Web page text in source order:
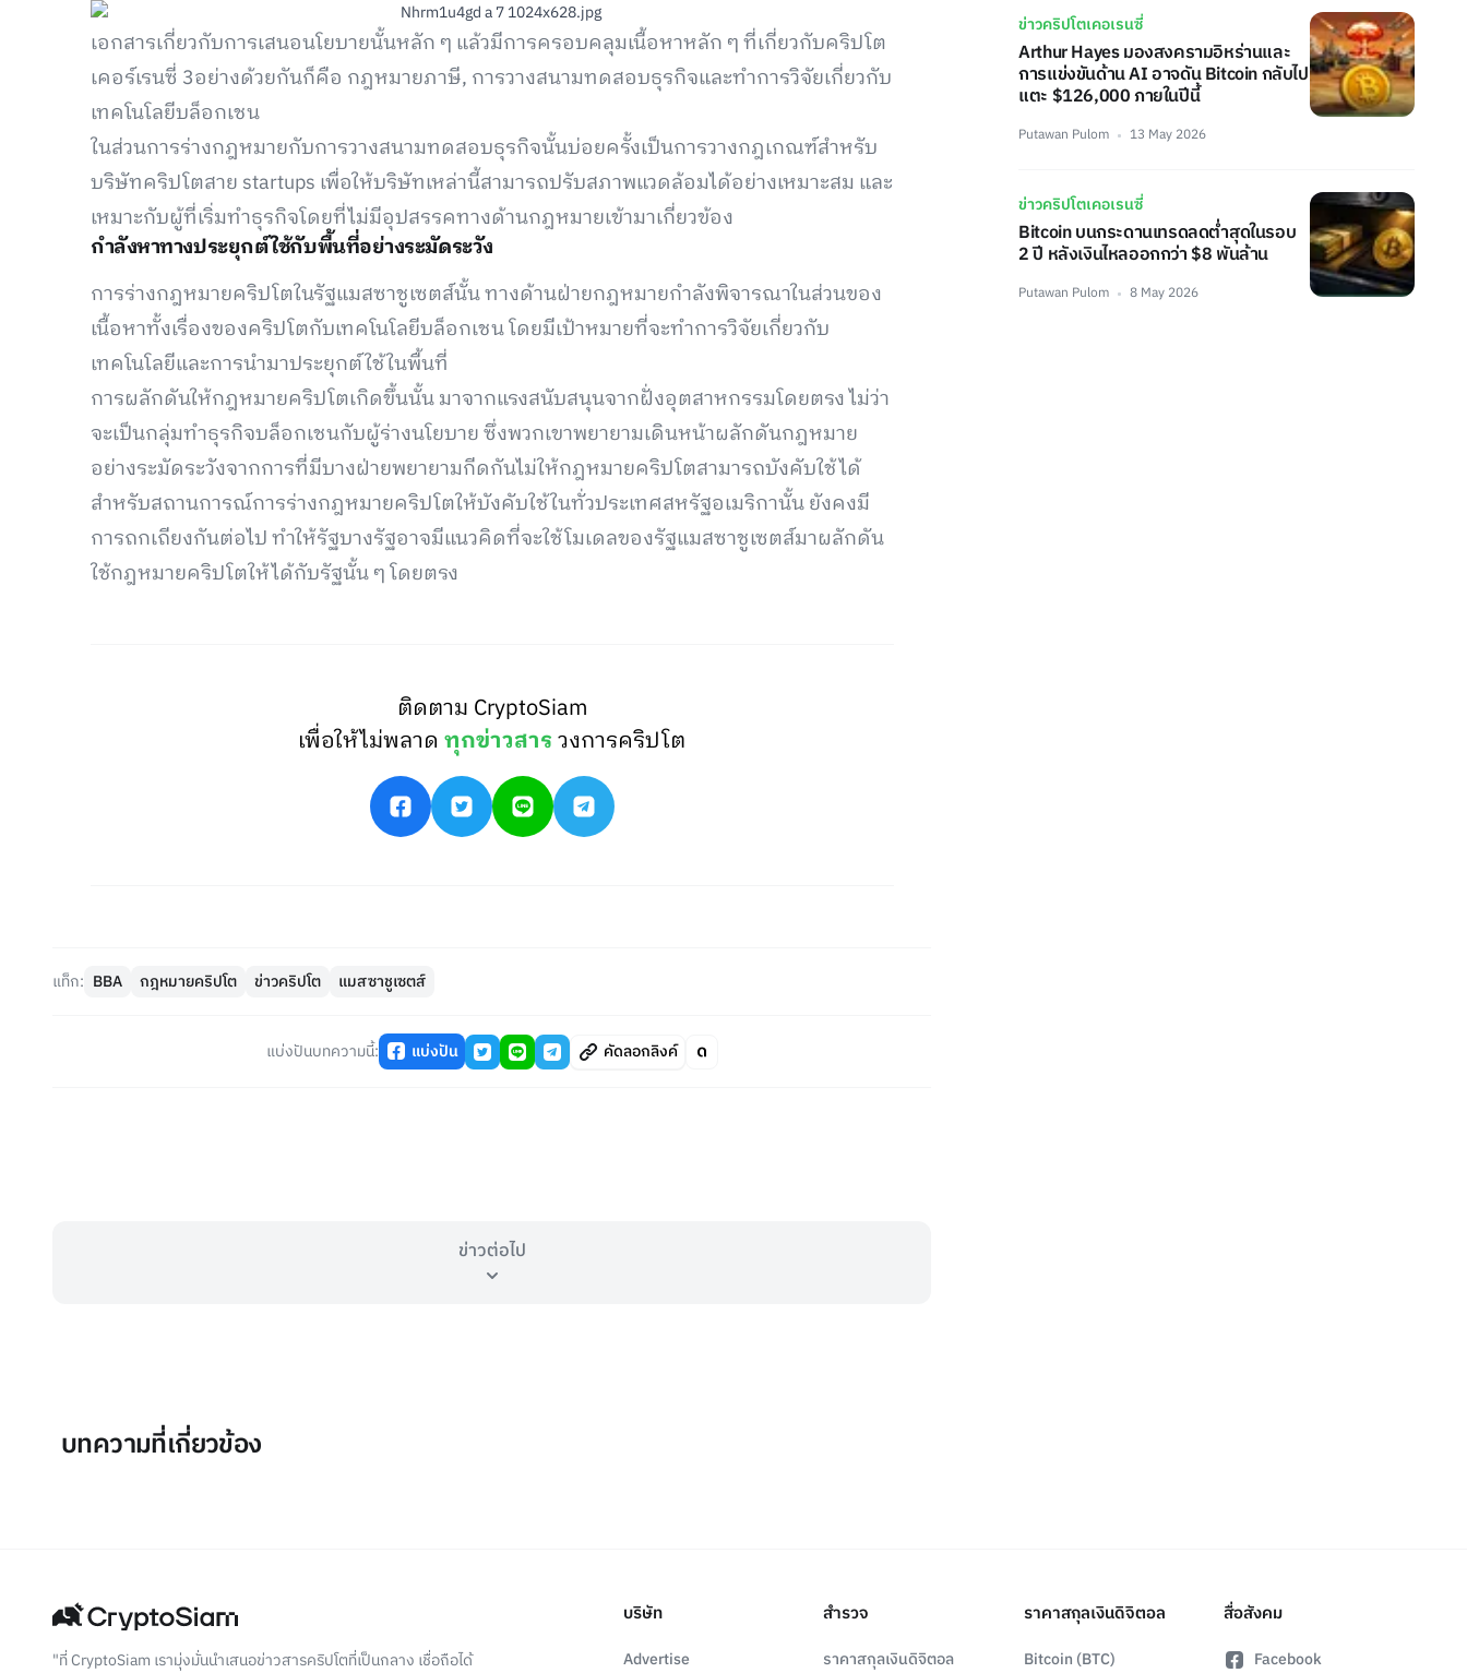
เอกสารเกี่ยวกับการเสนอนโยบายนั้นหลัก ๆ แล้วมีการครอบคลุมเนื้อหาหลัก ๆ ที่เกี่ยวกับคริปโต
เคอร์เรนซี่ 3อย่างด้วยกันก็คือ กฎหมายภาษี, การวางสนามทดสอบธุรกิจและทำการวิจัยเกี่ยวกับ
เทคโนโลยีบล็อกเชน
ในส่วนการร่างกฎหมายกับการวางสนามทดสอบธุรกิจนั้นบ่อยครั้งเป็นการวางกฎเกณฑ์สำหรับ
บริษัทคริปโตสาย startups เพื่อให้บริษัทเหล่านี้สามารถปรับสภาพแวดล้อมได้อย่างเหมาะสม และ
เหมาะกับผู้ที่เริ่มทำธุรกิจโดยที่ไม่มีอุปสรรคทางด้านกฎหมายเข้ามาเกี่ยวข้อง
กำลังหาทางประยุกต์ใช้กับพื้นที่อย่างระมัดระวัง
การร่างกฎหมายคริปโตในรัฐแมสซาชูเซตส์นั้น ทางด้านฝ่ายกฎหมายกำลังพิจารณาในส่วนของ
เนื้อหาทั้งเรื่องของคริปโตกับเทคโนโลยีบล็อกเชน โดยมีเป้าหมายที่จะทำการวิจัยเกี่ยวกับ
เทคโนโลยีและการนำมาประยุกต์ใช้ในพื้นที่
การผลักดันให้กฎหมายคริปโตเกิดขึ้นนั้น มาจากแรงสนับสนุนจากฝั่งอุตสาหกรรมโดยตรง ไม่ว่า
จะเป็นกลุ่มทำธุรกิจบล็อกเชนกับผู้ร่างนโยบาย ซึ่งพวกเขาพยายามเดินหน้าผลักดันกฎหมาย
อย่างระมัดระวังจากการที่มีบางฝ่ายพยายามกีดกันไม่ให้กฎหมายคริปโตสามารถบังคับใช้ได้
สำหรับสถานการณ์การร่างกฎหมายคริปโตให้บังคับใช้ในทั่วประเทศสหรัฐอเมริกานั้น ยังคงมี
การถกเถียงกันต่อไป ทำให้รัฐบางรัฐอาจมีแนวคิดที่จะใช้โมเดลของรัฐแมสซาชูเซตส์มาผลักดัน
ใช้กฎหมายคริปโตให้ได้กับรัฐนั้น ๆ โดยตรง
ติดตาม CryptoSiam
เพื่อให้ไม่พลาดทุกข่าวสารวงการคริปโต
แท็ก: BBA กฎหมายคริปโต ข่าวคริปโต แมสซาชูเซตส์
แบ่งปันบทความนี้: แบ่งปัน คัดลอกลิงค์
ข่าวต่อไป
ข่าวคริปโตเคอเรนซี่
Arthur Hayes มองสงครามอิหร่านและ
การแข่งขันด้าน AI อาจดัน Bitcoin กลับไป
แตะ $126,000 ภายในปีนี้
Putawan Pulom 13 May 2026
ข่าวคริปโตเคอเรนซี่
Bitcoin บนกระดานเทรดลดต่ำสุดในรอบ
2 ปี หลังเงินไหลออกกว่า $8 พันล้าน
Putawan Pulom 8 May 2026
บทความที่เกี่ยวข้อง
"ที่ CryptoSiam เรามุ่งมั่นนำเสนอข่าวสารคริปโตที่เป็นกลาง เชื่อถือได้
บริษัท
Advertise
สำรวจ
ราคาสกุลเงินดิจิตอล
ราคาสกุลเงินดิจิตอล
Bitcoin (BTC)
สื่อสังคม
Facebook